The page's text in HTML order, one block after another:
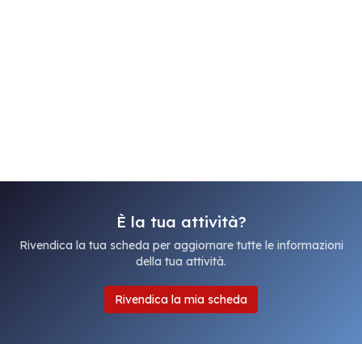
È la tua attività?
Rivendica la tua scheda per aggiornare tutte le informazioni
della tua attività.
Rivendica la mia scheda